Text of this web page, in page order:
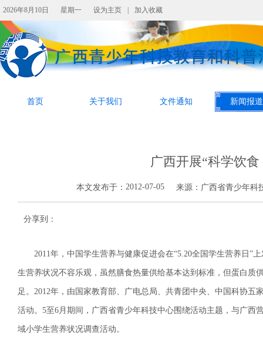
2026年8月10日 星期一 设为主页 加入收藏
首页 关于我们 文件通知 新闻报道
广西开展“科学饮
本文发布于： 2012-07-05 来源： 广西省青少年科
分享到：
2011年，中国学生营养与健康促进会在“5.20全国学生营养日”
生营养状况不容乐观，虽然膳食热量供给基本达到标准，但蛋白
足。2012年，由国家教育部、广电总局、共青团中央、中国科协
活动。5至6月期间，广西省青少年科技中心围绕活动主题，与广西
域小学生营养状况调查活动。